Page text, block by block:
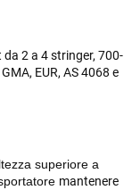
da 2 a 4 stringer, 700-
EUR, AS 4068 e
superiore a
mantenere